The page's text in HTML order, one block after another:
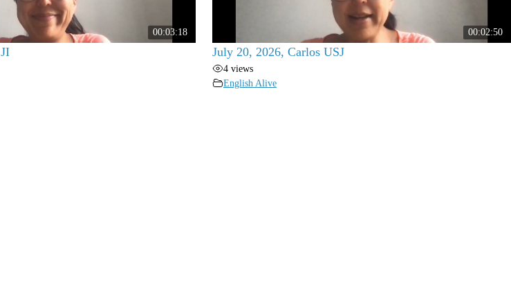
00:03:18 00:02:50
July 20, 2026, Carlos USJ
4 views
English Alive